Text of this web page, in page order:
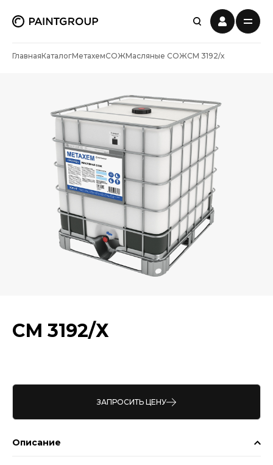
ГлавнаяКаталогМетахемСОЖМасляные СОЖСМ 3192/х
СМ 3192/Х
ЗАПРОСИТЬ ЦЕНУ
Описание